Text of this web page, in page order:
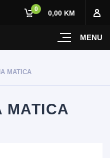
MENU
0 0,00 KM
MATICA
MATICA